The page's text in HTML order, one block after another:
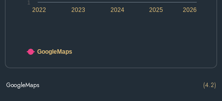
2022 2024 2026
2023 2025
1
GoogleMaps
GoogleMaps (4.2)